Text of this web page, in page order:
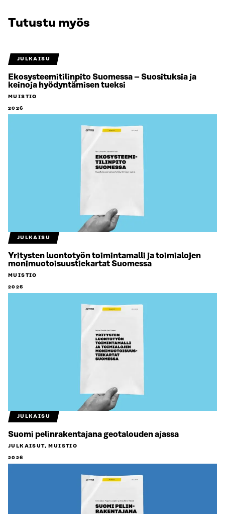
Tutustu myös
JULKAISU
Ekosysteemitilinpito Suomessa – Suosituksia ja
keinoja hyödyntämisen tueksi
MUISTIO
2026
JULKAISU
Yritysten luontotyön toimintamalli ja toimialojen
monimuotoisuustiekartat Suomessa
MUISTIO
2026
JULKAISU
Suomi pelinrakentajana geotalouden ajassa
JULKAISUT, MUISTIO
2026